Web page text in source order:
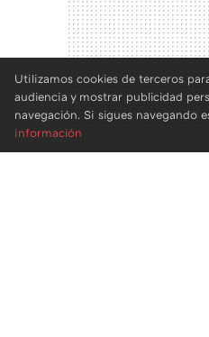
Utilizamos cookies de terceros
audiencia y mostrar publicidad
navegación. Si sigues navegando
información